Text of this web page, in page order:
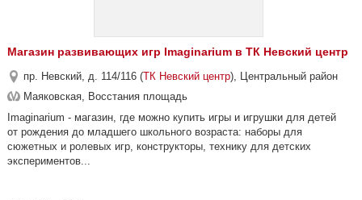
Магазин развивающих игр Imaginarium в ТК Невский центр
пр. Невский, д. 114/116 (ТК Невский центр), Центральный район
Маяковская, Восстания площадь
Imaginarium - магазин, где можно купить игры и игрушки для детей
от рождения до младшего школьного возраста: наборы для
сюжетных и ролевых игр, конструкторы, технику для детских
экспериментов...